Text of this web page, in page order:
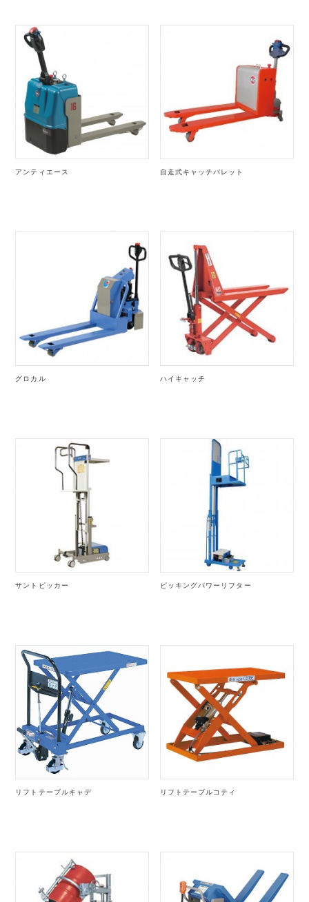
アンティエース 自走式キャッチパレット
グロカル ハイキャッチ
サントピッカー ピッキングパワーリフター
リフトテーブルキャデ リフトテーブルコティ